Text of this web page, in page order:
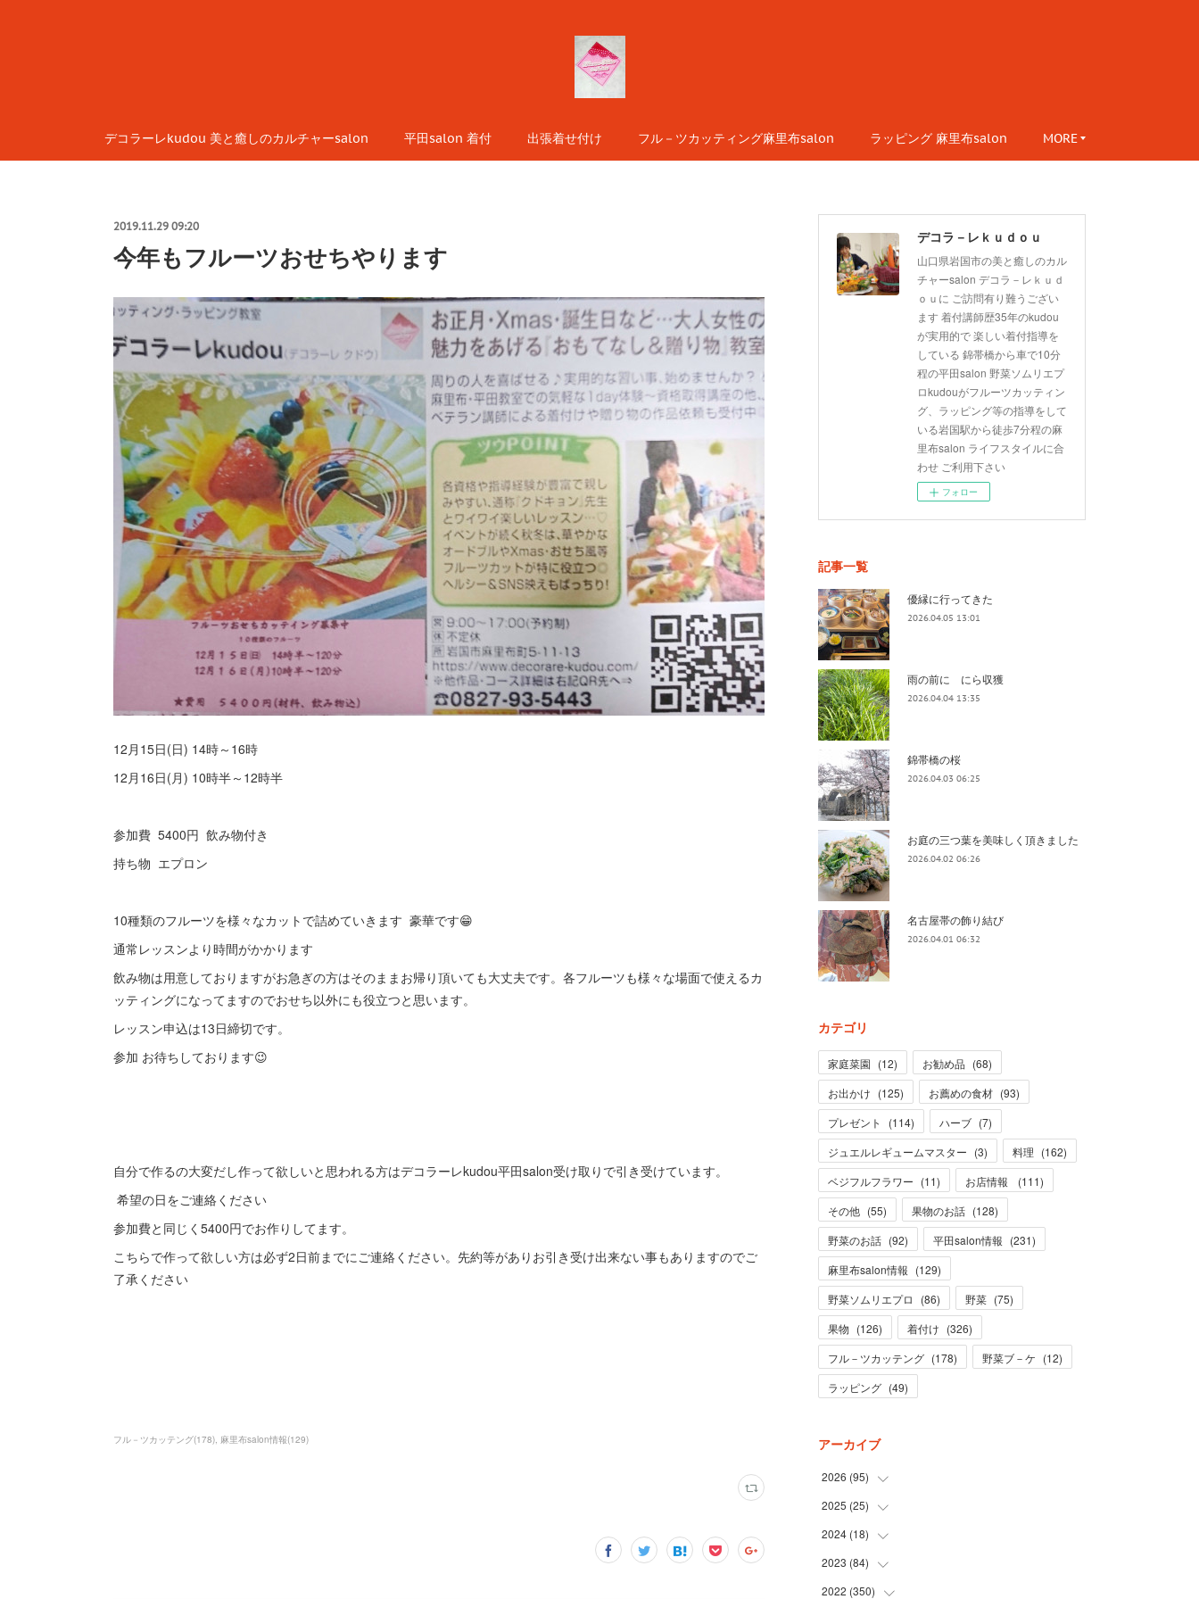
デコラーレkudou 美と癒しのカルチャーsalon 平田salon 着付 出張着せ付け フル－ツカッティング麻里布salon ラッピング 麻里布salon MORE
2019.11.29 09:20
今年もフルーツおせちやります
12月15日(日) 14時～16時
12月16日(月) 10時半～12時半
参加費 5400円 飲み物付き
持ち物 エプロン
10種類のフルーツを様々なカットで詰めていきます 豪華です😁
通常レッスンより時間がかかります
飲み物は用意しておりますがお急ぎの方はそのままお帰り頂いても大丈夫です。各フルーツも様々な場面で使えるカ
ッティングになってますのでおせち以外にも役立つと思います。
レッスン申込は13日締切です。
参加 お待ちしております😉
自分で作るの大変だし作って欲しいと思われる方はデコラーレkudou平田salon受け取りで引き受けています。
希望の日をご連絡ください
参加費と同じく5400円でお作りしてます。
こちらで作って欲しい方は必ず2日前までにご連絡ください。先約等がありお引き受け出来ない事もありますのでご
了承ください
フル－ツカッテング(178) 麻里布salon情報(129)
デコラ－レｋｕｄｏｕ
山口県岩国市の美と癒しのカル
チャーsalon デコラ－レｋｕｄ
ｏｕに ご訪問有り難うござい
ます 着付講師歴35年のkudou
が実用的で 楽しい着付指導を
している 錦帯橋から車で10分
程の平田salon 野菜ソムリエプ
ロkudouがフルーツカッティン
グ、ラッピング等の指導をして
いる岩国駅から徒歩7分程の麻
里布salon ライフスタイルに合
わせ ご利用下さい
フォロー
記事一覧
優縁に行ってきた
2026.04.05 13:01
雨の前に にら収獲
2026.04.04 13:35
錦帯橋の桜
2026.04.03 06:25
お庭の三つ葉を美味しく頂きました
2026.04.02 06:26
名古屋帯の飾り結び
2026.04.01 06:32
カテゴリ
家庭菜園 (12) お勧め品 (68)
お出かけ (125) お薦めの食材 (93)
プレゼント
(114) ハーブ (7)
ジュエルレギュームマスター (3) 料理 (162)
ベジフルフラワー (11) お店情報 (111)
その他 (55) 果物のお話 (128)
野菜のお話 (92) 平田salon情報 (231)
麻里布salon情報 (129)
野菜ソムリエプロ
(86) 野菜 (75)
果物 (126) 着付け (326)
フル－ツカッテング (178) 野菜ブ－ケ (12)
ラッピング (49)
アーカイブ
2026 (95)
(5
(31
)
(28
)
(31
2025 (25)
(3
(19
)
(1)
2024 (18)
(1
(12
2023 (84)
(1)
2022 (350)